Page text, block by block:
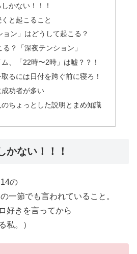
かない！！！
と起こること
ョン」はどうして起こる？
る？「深夜テンション」
、「22時〜2時」は嘘？？！
るには日付を跨ぐ前に寝ろ！
功者が多い
ちょっとした説明とまめ知識
かない！！！
の
一節でも言われていること。
好きを言ってから
私。）